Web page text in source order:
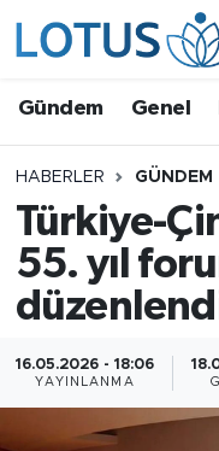
Gündem Genel
HABERLER GÜNDEM
Türkiye-
55. yıl
16.05.2026 - 18:06
YAYINLANMA
Ekonomi
Dünya
Politika